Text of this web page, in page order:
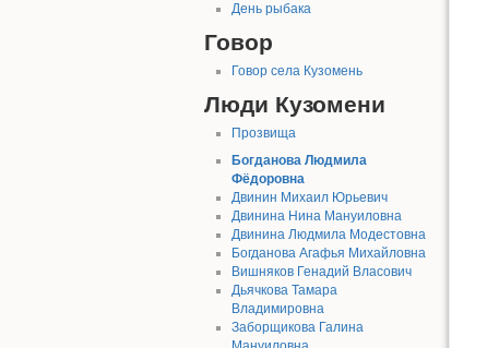
День рыбака
Говор
Говор села Кузомень
Люди Кузомени
Прозвища
Богданова Людмила
Фёдоровна
Двинин Михаил Юрьевич
Двинина Нина Мануиловна
Двинина Людмила Модестовна
Богданова Агафья Михайловна
Вишняков Генадий Власович
Дьячкова Тамара
Владимировна
Заборщикова Галина